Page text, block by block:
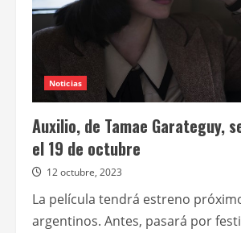
acto
campaña
Noticias
Auxilio, de Tamae Garateguy,
el 19 de octubre
12 octubre, 2023
La película tendrá estreno
argentinos. Antes, pasará por